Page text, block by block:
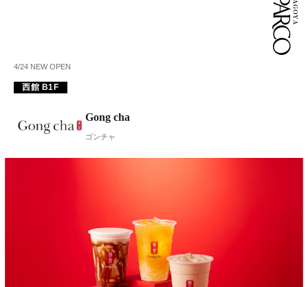
TAX FREE
PARCOメンバーズ
日本語
4/24 NEW OPEN
西館 B1F
Gong cha
ゴンチャ